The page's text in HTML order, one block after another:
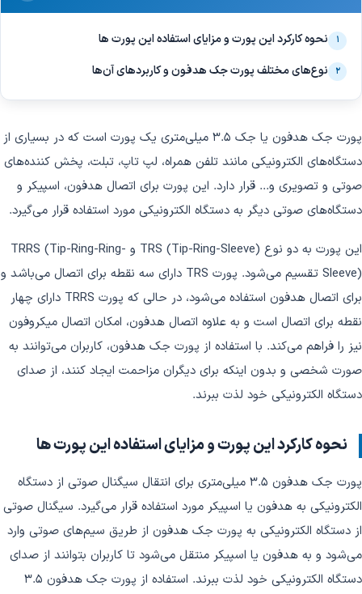
۱ نحوه کارکرد این پورت و مزایای استفاده این پورت ها
۲ نوع‌های مختلف پورت جک هدفون و کاربردهای آن‌ها
پورت جک هدفون یا جک ۳.۵ میلی‌متری یک پورت است که در بسیاری از
دستگاه‌های الکترونیکی مانند تلفن همراه، لپ تاپ، تبلت، پخش کننده‌های
صوتی و تصویری و... قرار دارد. این پورت برای اتصال هدفون، اسپیکر و
دستگاه‌های صوتی دیگر به دستگاه الکترونیکی مورد استفاده قرار می‌گیرد.
این پورت به دو نوع TRS (Tip-Ring-Sleeve) و TRRS (Tip-Ring-Ring-
Sleeve) تقسیم می‌شود. پورت TRS دارای سه نقطه برای اتصال می‌باشد و
برای اتصال هدفون استفاده می‌شود، در حالی که پورت TRRS دارای چهار
نقطه برای اتصال است و به علاوه اتصال هدفون، امکان اتصال میکروفون
نیز را فراهم می‌کند. با استفاده از پورت جک هدفون، کاربران می‌توانند به
صورت شخصی و بدون اینکه برای دیگران مزاحمت ایجاد کنند، از صدای
دستگاه الکترونیکی خود لذت ببرند.
نحوه کارکرد این پورت و مزایای استفاده این پورت ها
پورت جک هدفون ۳.۵ میلی‌متری برای انتقال سیگنال صوتی از دستگاه
الکترونیکی به هدفون یا اسپیکر مورد استفاده قرار می‌گیرد. سیگنال صوتی
از دستگاه الکترونیکی به پورت جک هدفون از طریق سیم‌های صوتی وارد
می‌شود و به هدفون یا اسپیکر منتقل می‌شود تا کاربران بتوانند از صدای
دستگاه الکترونیکی خود لذت ببرند. استفاده از پورت جک هدفون ۳.۵